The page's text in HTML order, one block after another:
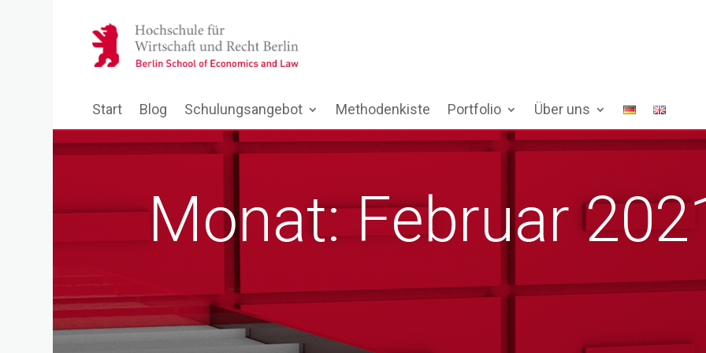
Start Blog Schulungsangebot Methodenkiste Portfolio Über uns
Monat:Februar